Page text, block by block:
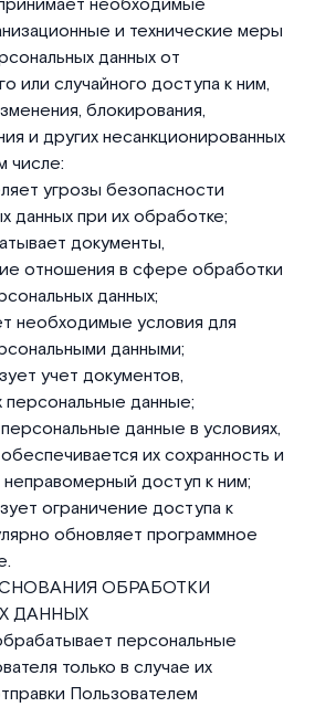
необходимые
и технические меры
данных от
или случайного доступа к ним,
блокирования,
и других несанкционированных
числе:
угрозы безопасности
данных при их обработке;
документы,
отношения в сфере обработки
данных;
необходимые условия для
данными;
учет документов,
данные;
данные в условиях,
их сохранность и
неправомерный доступ к ним;
ограничение доступа к
обновляет программное
ОБРАБОТКИ
ДАННЫХ
персональные
только в случае их
Пользователем